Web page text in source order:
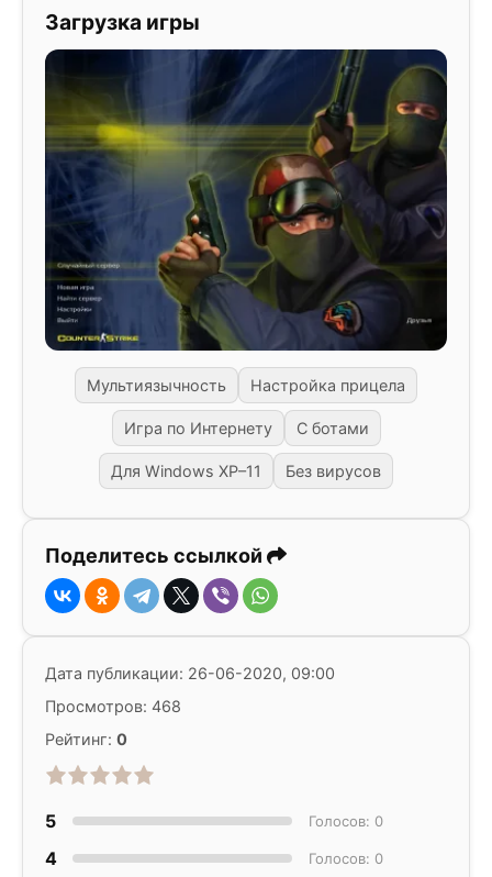
Загрузка игры
Мультиязычность Настройка прицела
Игра по Интернету С ботами
Для Windows XP–11 Без вирусов
Поделитесь ссылкой
Дата публикации: 26-06-2020, 09:00
Просмотров: 468
Рейтинг: 0
5 Голосов: 0
4 Голосов: 0